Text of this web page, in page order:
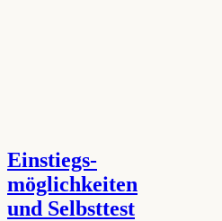
Einstiegs-
möglichkeiten
und Selbsttest